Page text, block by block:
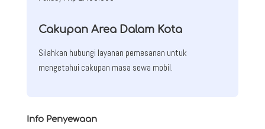
Cakupan Area Dalam Kota
Silahkan hubungi layanan pemesanan untuk
mengetahui cakupan masa sewa mobil.
Info Penyewaan